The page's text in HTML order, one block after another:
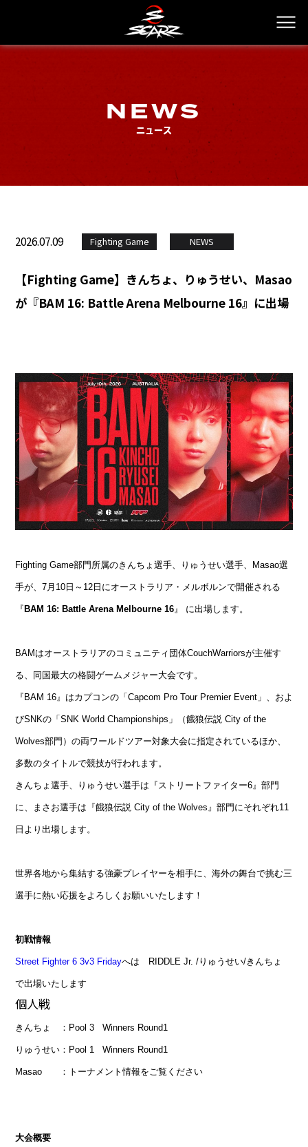
NEWS
ニュース
2026.07.09 Fighting Game NEWS
【Fighting Game】きんちょ、りゅうせい、Masao
が『BAM 16: Battle Arena Melbourne 16』に出場
Fighting Game部門所属のきんちょ選手、りゅうせい選手、Masao選
『 BAM 16: Battle Arena Melbourne 16』 に出場します。
BAMはオーストラリアのコミュニティ団体CouchWarriorsが主催す
る、同国最大の格闘ゲームメジャー大会です。
『BAM 16』はカプコンの「Capcom Pro Tour Premier Event」、およ
びSNKの「SNK World Championships」（餓狼伝説 City of the
Wolves部門）の両ワールドツアー対象大会に指定されているほか、
多数のタイトルで競技が行われます。
きんちょ選手、りゅうせい選手は『ストリートファイター6』部門
に、まさお選手は『餓狼伝説 City of the Wolves』部門にそれぞれ11
日より出場します。
世界各地から集結する強豪プレイヤーを相手に、海外の舞台で挑む三
選手に熱い応援をよろしくお願いいたします！
初戦情報
Street Fighter 6 3v3 Fridayへは RIDDLE Jr. /りゅうせい/きんちょ
で出場いたします
個人戦
きんちょ ：Pool 3 Winners Round1
りゅうせい：Pool 1 Winners Round1
Masao ：トーナメント情報をご覧ください
大会概要